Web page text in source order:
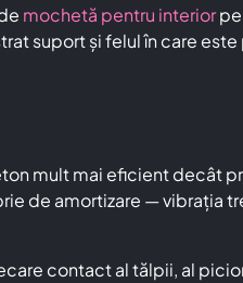
mochetă pentru interiorpe
suport și felul în care este
mult mai eficient decât
de amortizare — vibrația
contact al tălpii, al